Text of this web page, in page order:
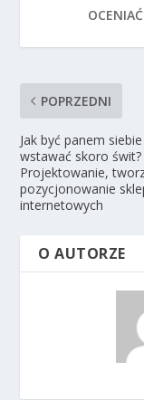
POPRZEDNI
Jak być panem
wstawać skoro świt?
Projektowanie,
pozycjonowanie
internetowych
O AUTORZE